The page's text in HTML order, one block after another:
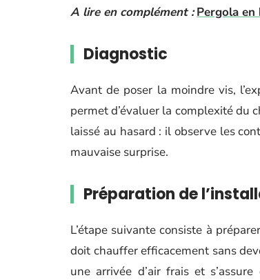
A lire en complément : Pergola
Diagnostic
Avant de poser la moindre vis,
permet d’évaluer la complexité du
laissé au hasard : il observe les
mauvaise surprise.
Préparation de
L’étape suivante consiste à
doit chauffer efficacement sans
une arrivée d’air frais et